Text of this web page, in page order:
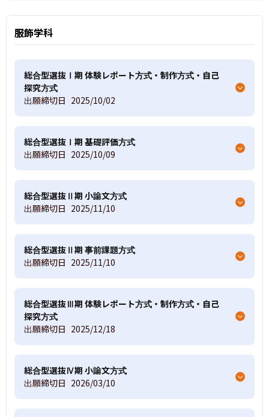
服飾学科
総合型選抜Ⅰ期 体験レポート方式・制作方式・自己
探究方式
出願締切日 2025/10/02
総合型選抜Ⅰ期 基礎評価方式
出願締切日 2025/10/09
総合型選抜Ⅱ期 小論文方式
出願締切日 2025/11/10
総合型選抜Ⅱ期 事前課題方式
出願締切日 2025/11/10
総合型選抜Ⅲ期 体験レポート方式・制作方式・自己
探究方式
出願締切日 2025/12/18
総合型選抜Ⅳ期 小論文方式
出願締切日 2026/03/10